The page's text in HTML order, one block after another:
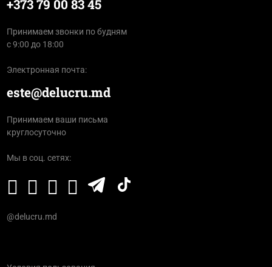
+373 79 00 83 45
Принимаем звонки по будням
с 9:00 до 18:00
Электронная почта:
este@delucru.md
Принимаем ваши письма
круглосуточно
Мы в соц. сетях:
@delucru.md